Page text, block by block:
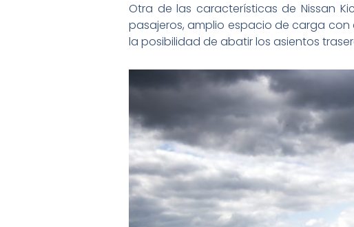
Otra de las características de Nissan
pasajeros, amplio espacio de carga
la posibilidad de abatir los asientos